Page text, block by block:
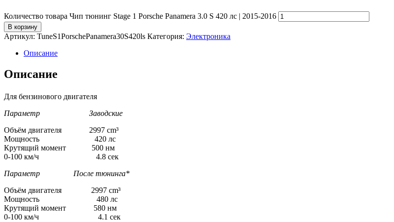
Количество товара Чип тюнинг Stage 1 Porsche Panamera 3.0 S 420 лс | 2015-2016
В корзину
Артикул: TuneS1PorschePanamera30S420ls Категория: Электроника
Описание
Описание
Для бензинового двигателя
Параметр Заводские
Объём двигателя 2997 cm³
Мощность 420 лс
Крутящий момент 500 нм
0-100 км/ч 4.8 сек
Параметр После тюнинга*
Объём двигателя 2997 cm³
Мощность 480 лс
Крутящий момент 580 нм
0-100 км/ч 4.1 сек